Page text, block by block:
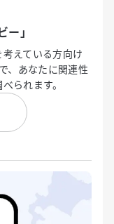
ー」
えている方向け
、あなたに関連性
られます。